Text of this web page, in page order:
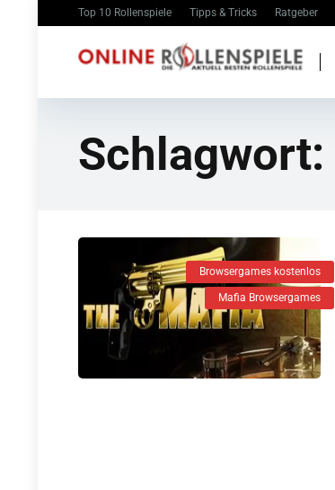
Top 10 Rollenspiele Tipps & Tricks Ratgeber
Schlagwort:
Browsergames kostenlos
Mafia Browsergames